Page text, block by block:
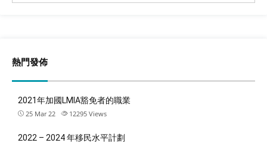
熱門發佈
2021年加國LMIA豁免者的職業
25 Mar 22 12295 Views
2022 – 2024 年移民水平計劃